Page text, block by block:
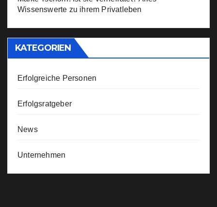
Wissenswerte zu ihrem Privatleben
KATEGORIEN
Erfolgreiche Personen
Erfolgsratgeber
News
Unternehmen